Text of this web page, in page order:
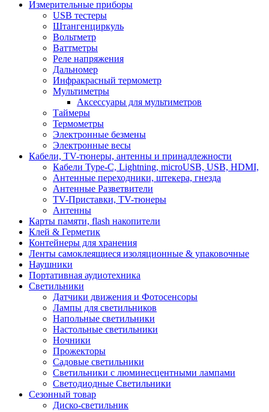
Измерительные приборы
USB тестеры
Штангенциркуль
Вольтметр
Ваттметры
Реле напряжения
Дальномер
Инфракрасный термометр
Мультиметры
Аксессуары для мультиметров
Таймеры
Термометры
Электронные безмены
Электронные весы
Кабели, TV-тюнеры, антенны и принадлежности
Кабели Type-C, Lightning, microUSB, USB, HDMI,
Антенные переходники, штекера, гнезда
Антенные Разветвители
TV-Приставки, TV-тюнеры
Антенны
Карты памяти, flash накопители
Клей & Герметик
Контейнеры для хранения
Ленты самоклеящиеся изоляционные & упаковочные
Наушники
Портативная аудиотехника
Светильники
Датчики движения и Фотосенсоры
Лампы для светильников
Напольные светильники
Настольные светильники
Ночники
Прожекторы
Садовые светильники
Светильники с люминесцентными лампами
Светодиодные Светильники
Сезонный товар
Диско-светильник